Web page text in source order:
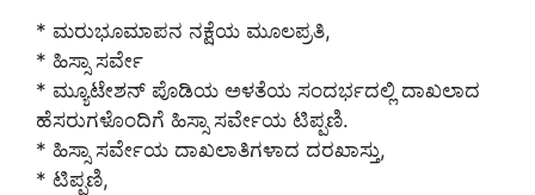
* ಮರುಭೂಮಾಪನ ನಕ್ಷೆಯ ಮೂಲಪ್ರತಿ,
* ಹಿಸ್ಸಾ ಸರ್ವೇ
* ಮ್ಯೂಟೇಶನ್ ಪೊಡಿಯ ಅಳತೆಯ ಸಂದರ್ಭದಲ್ಲಿ ದಾಖಲಾದ
ಹೆಸರುಗಳೊಂದಿಗೆ ಹಿಸ್ಸಾ ಸರ್ವೇಯ ಟಿಪ್ಪಣಿ.
* ಹಿಸ್ಸಾ ಸರ್ವೇಯ ದಾಖಲಾತಿಗಳಾದ ದರಖಾಸ್ತು,
* ಟಿಪ್ಪಣಿ,